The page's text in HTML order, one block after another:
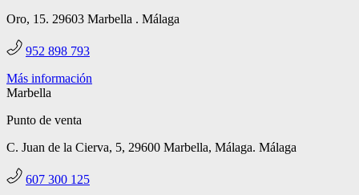
Oro, 15. 29603 Marbella . Málaga
952 898 793
Más información
Marbella
Punto de venta
C. Juan de la Cierva, 5, 29600 Marbella, Málaga. Málaga
607 300 125